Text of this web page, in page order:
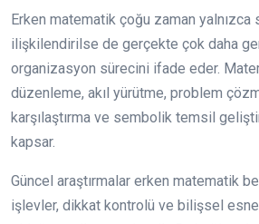
Erken matematik çoğu zaman yalnızca
ilişkilendirilse de gerçekte çok daha
organizasyon sürecini ifade eder.
düzenleme, akıl yürütme, problem
karşılaştırma ve sembolik temsil
kapsar.
Güncel araştırmalar erken matematik
işlevler, dikkat kontrolü ve bilişsel